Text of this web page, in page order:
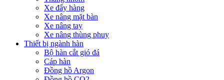
Xe đẩy hàng
Xe nâng mặt bàn
Xe nâng tay
Xe nâng thùng phuy
Thiết bị ngành hàn
Bộ hàn cắt gió đá
Cáp hàn
Đồng hồ Argon